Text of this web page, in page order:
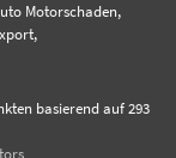
Motorschaden,
basierend auf293